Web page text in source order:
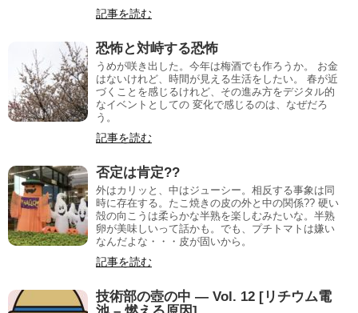
記事を読む
恐怖と対峙する恐怖
うめが咲き出した。今年は梅酒でも作ろうか。 お金
はないけれど、時間が見える生活をしたい。 春が近
づくことを感じるけれど、その進み方をデジタル的
なイベントとしての 変化で感じるのは、なぜだろ
う。
記事を読む
否定は肯定??
外はカリッと、中はジューシー。相反する事象は同
時に存在する。たこ焼きの皮の外と中の関係?? 硬い
殻の向こうは柔らかな半熟を楽しむみたいな。半熟
卵が美味しいって話かも。でも、プチトマトは嫌い
なんだよな・・・皮が固いから。
記事を読む
技術部の壺の中 — Vol. 12 [リチウム電